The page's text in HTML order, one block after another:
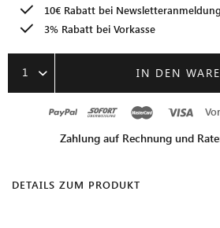
10€ Rabatt bei Newsletteranmeldung
3% Rabatt bei Vorkasse
1 IN DEN
Zahlung auf Rechnung und
DETAILS ZUM PRODUKT